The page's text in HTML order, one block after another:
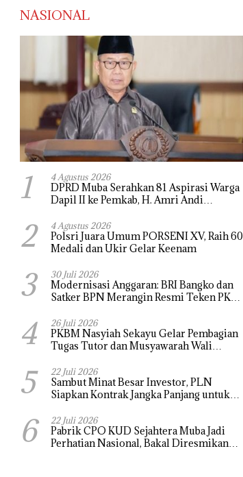
NASIONAL
1 4 Agustus 2026
DPRD Muba Serahkan 81 Aspirasi Warga
Dapil II ke Pemkab, H. Amri Andi
2 4 Agustus 2026
Polsri Juara Umum PORSENI XV, Raih 60
Medali dan Ukir Gelar Keenam
3 30 Juli 2026
Modernisasi Anggaran: BRI Bangko dan
Satker BPN Merangin Resmi Teken PKS
4 26 Juli 2026
PKBM Nasyiah Sekayu Gelar Pembagian
Tugas Tutor dan Musyawarah Wali
5 22 Juli 2026
Sambut Minat Besar Investor, PLN
Siapkan Kontrak Jangka Panjang untuk
6 22 Juli 2026
Pabrik CPO KUD Sejahtera Muba Jadi
Perhatian Nasional, Bakal Diresmikan